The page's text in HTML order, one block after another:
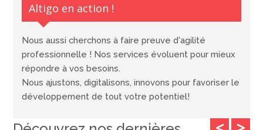
Altigo en action !
Nous aussi cherchons à faire preuve d'agilité
professionnelle ! Nos services évoluent pour mieux
répondre à vos besoins.
Nous ajustons, digitalisons, innovons pour favoriser le
développement de tout votre potentiel!